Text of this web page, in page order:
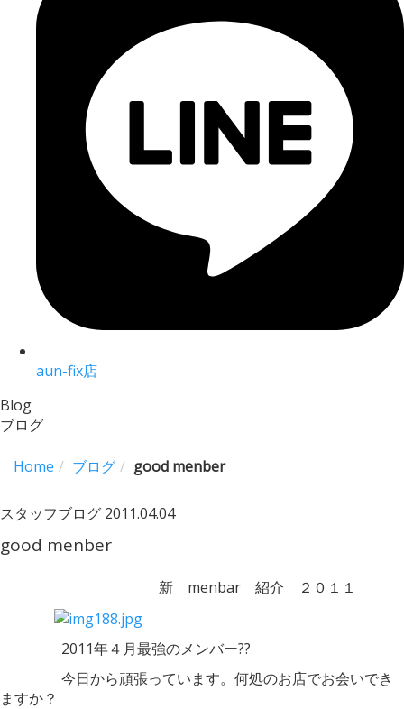
aun-fix店
Blog
ブログ
Home ブログ good menber
スタッフブログ 2011.04.04
good menber
新 menbar 紹介 ２０１１
2011年４月最強のメンバー??
今日から頑張っています。何処のお店でお会いでき
ますか？